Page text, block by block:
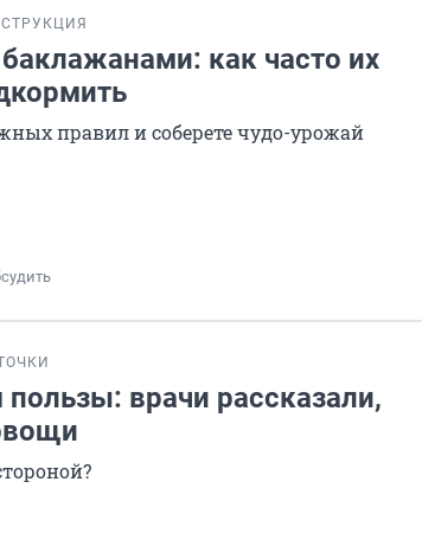
как часто их
правил и соберете чудо-урожай
врачи рассказали,